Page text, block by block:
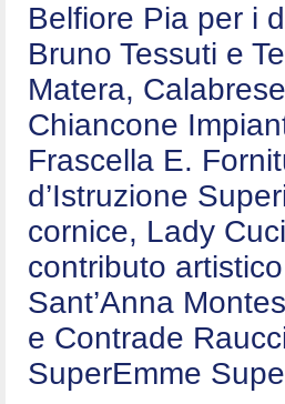
Belfiore Pia per i
Bruno Tessuti e
Matera,
Chiancone
Frascella E.
d’Istruzione
cornice, Lady
contributo
Sant’Anna
e Contrade
SuperEmme